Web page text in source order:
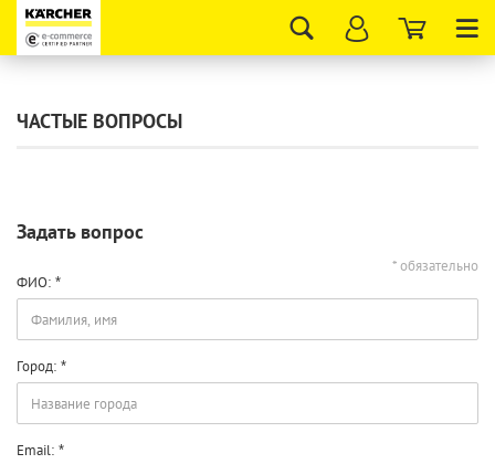
ЧАСТЫЕ ВОПРОСЫ
Задать вопрос
ФИО:
Город:
Email:
* обязательно